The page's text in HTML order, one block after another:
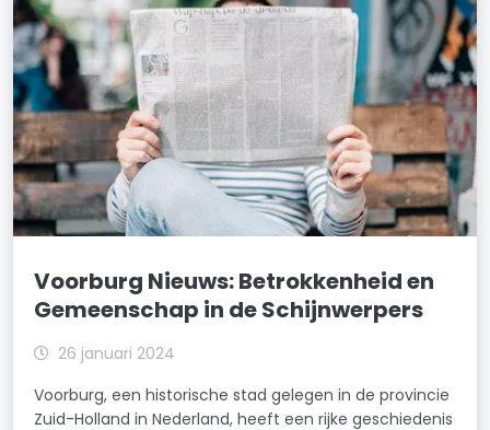
Voorburg Nieuws: Betrokkenheid en
Gemeenschap in de Schijnwerpers
26 januari 2024
Voorburg, een historische stad gelegen in de provincie
Zuid-Holland in Nederland, heeft een rijke geschiedenis